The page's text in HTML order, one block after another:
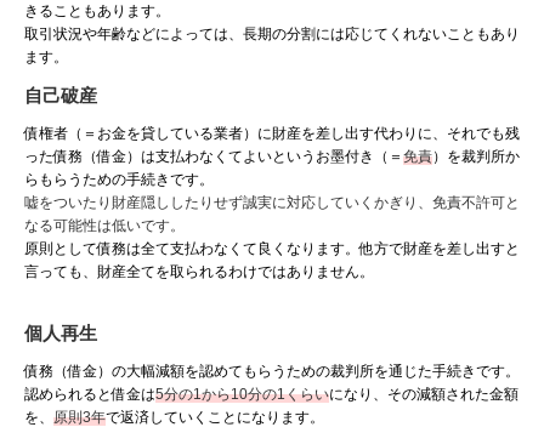
きることもあります。
取引状況や年齢などによっては、長期の分割には応じてくれないこともあり
ます。
自己破産
債権者（＝お金を貸している業者）に財産を差し出す代わりに、それでも残
った債務（借金）は支払わなくてよいというお墨付き（＝ 免責）を裁判所か
らもらうための手続きです。
嘘をついたり財産隠ししたりせず誠実に対応していくかぎり、免責不許可と
なる可能性は低いです。
原則として債務は全て支払わなくて良くなります。他方で財産を差し出すと
言っても、財産全てを取られるわけではありません。
個人再生
債務（借金）の大幅減額を認めてもらうための裁判所を通じた手続きです。
認められると借金は5分の1から10分の1くらいになり、その減額された金額
を、 原則3年で返済していくことになります。